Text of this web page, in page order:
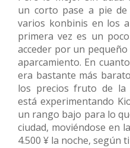
un corto pase a pie
varios konbinis en los
primera vez es un
acceder por un
aparcamiento. En
era bastante más
los precios fruto de la
está experimentando
un rango bajo para lo
ciudad, moviéndose en
4.500 ¥ la noche, según